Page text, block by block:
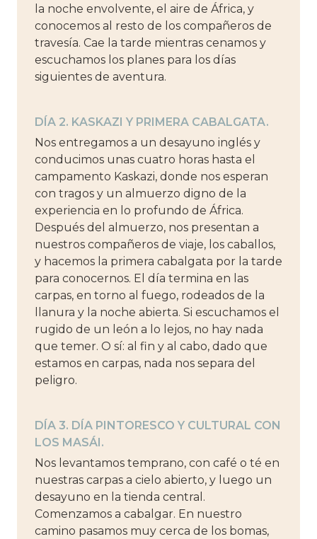
la noche envolvente, el aire de África, y
conocemos al resto de los compañeros de
travesía. Cae la tarde mientras cenamos y
escuchamos los planes para los días
siguientes de aventura.
DÍA 2. KASKAZI Y PRIMERA CABALGATA.
Nos entregamos a un desayuno inglés y
conducimos unas cuatro horas hasta el
campamento Kaskazi, donde nos esperan
con tragos y un almuerzo digno de la
experiencia en lo profundo de África.
Después del almuerzo, nos presentan a
nuestros compañeros de viaje, los caballos,
y hacemos la primera cabalgata por la tarde
para conocernos. El día termina en las
carpas, en torno al fuego, rodeados de la
llanura y la noche abierta. Si escuchamos el
rugido de un león a lo lejos, no hay nada
que temer. O sí: al fin y al cabo, dado que
estamos en carpas, nada nos separa del
peligro.
DÍA 3. DÍA PINTORESCO Y CULTURAL CON
LOS MASÁI.
Nos levantamos temprano, con café o té en
nuestras carpas a cielo abierto, y luego un
desayuno en la tienda central.
Comenzamos a cabalgar. En nuestro
camino pasamos muy cerca de los bomas,